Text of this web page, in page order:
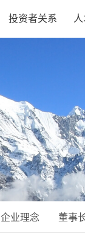
投资者关系
企业理念 董事